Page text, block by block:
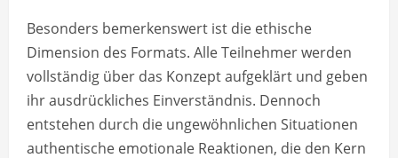
Besonders bemerkenswert ist die ethische
Dimension des Formats. Alle Teilnehmer werden
vollständig über das Konzept aufgeklärt und geben
ihr ausdrückliches Einverständnis. Dennoch
entstehen durch die ungewöhnlichen Situationen
authentische emotionale Reaktionen, die den Kern